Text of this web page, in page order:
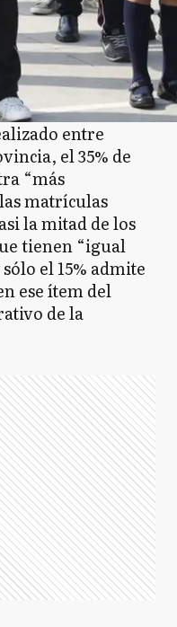
entre
el 35% de
“más
matrículas
la mitad de los
tienen “igual
el 15% admite
ese ítem del
de la